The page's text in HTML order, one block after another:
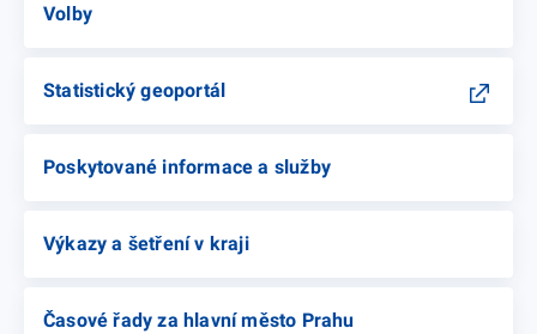
Volby
Statistický geoportál
Poskytované informace a služby
Výkazy a šetření v kraji
Časové řady za hlavní město Prahu